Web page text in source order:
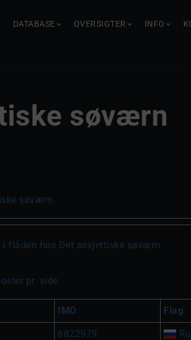
DATABASE OVERSIGTER INFO
søværn
søværn.
flåden hos Det sovjettiske søværn.
pr. side
IMO Flag
6822979